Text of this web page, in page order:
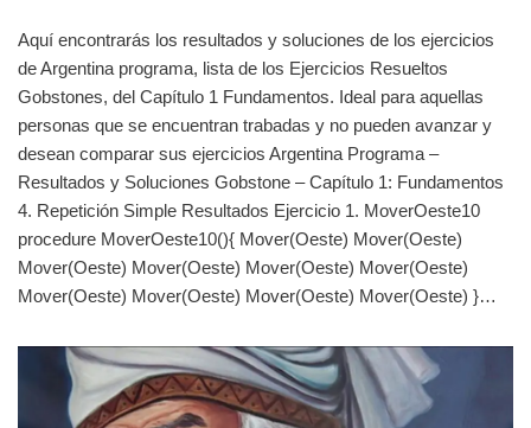
Aquí encontrarás los resultados y soluciones de los ejercicios
de Argentina programa, lista de los Ejercicios Resueltos
Gobstones, del Capítulo 1 Fundamentos. Ideal para aquellas
personas que se encuentran trabadas y no pueden avanzar y
desean comparar sus ejercicios Argentina Programa –
Resultados y Soluciones Gobstone – Capítulo 1: Fundamentos
4. Repetición Simple Resultados Ejercicio 1. MoverOeste10
procedure MoverOeste10(){ Mover(Oeste) Mover(Oeste)
Mover(Oeste) Mover(Oeste) Mover(Oeste) Mover(Oeste)
Mover(Oeste) Mover(Oeste) Mover(Oeste) Mover(Oeste) }…